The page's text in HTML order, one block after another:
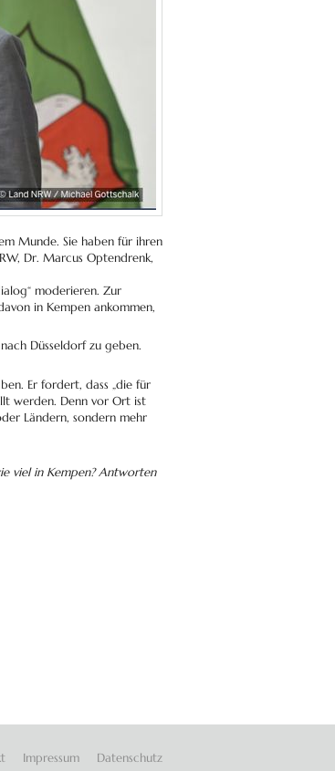
Munde. Sie haben für ihren
Dr. Marcus Optendrenk,
moderieren. Zur
in Kempen ankommen,
Düsseldorf zu geben.
Er fordert, dass „die für
werden. Denn vor Ort ist
Ländern, sondern mehr
viel in Kempen? Antworten
Impressum Datenschutz